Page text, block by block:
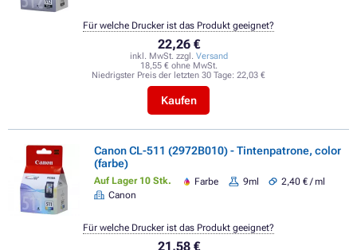
22,26 €
inkl. MwSt. zzgl. Versand
18,55 € ohne MwSt.
Niedrigster Preis der letzten 30 Tage: 22,03 €
Kaufen
Für welche Drucker ist das Produkt geeignet?
Canon CL-511 (2972B010) - Tintenpatrone, color
(farbe)
Auf Lager 10 Stk. Farbe 9ml
2,40 € / ml
Canon
21,58 €
Für welche Drucker ist das Produkt geeignet?